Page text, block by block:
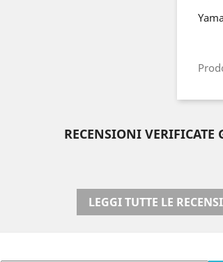
RECENSIONI VERIFICATE
LEGGI TUTTE LE